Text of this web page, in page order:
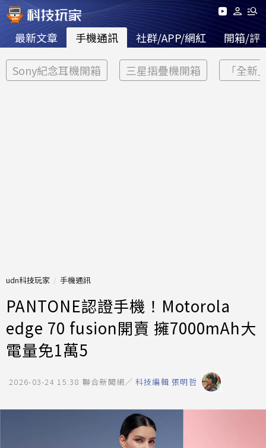
最新文章 手機通訊 社群/APP/網紅 開箱/評
Sony紀念耳機開箱 三星摺疊機開箱 「全新
udn科技玩家 手機通訊
PANTONE認證手機！Motorola
edge 70 fusion開賣 擁7000mAh大
電量免1萬5
2026-03-24 15:38 聯合新聞網／ 科技編輯 張明哲